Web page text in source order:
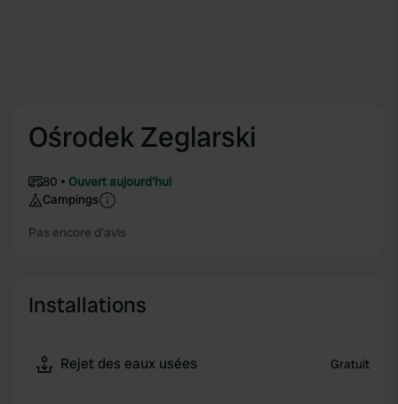
Ośrodek Zeglarski
80
Ouvert aujourd'hui
Campings
Pas encore d'avis
Installations
Rejet des eaux usées Gratuit